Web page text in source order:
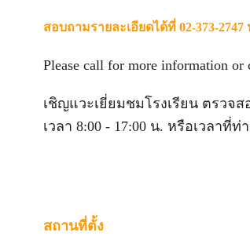
สอบถามรายละเอียดได้ที่ 02-373-
Please call for more information
เชิญแวะเยี่ยมชมโรงเรียน ตรวจ
เวลา 8:00 - 17:00 น. หรือเวลาที่ท่
สถานที่ตั้ง